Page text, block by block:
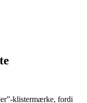
klistermærke, fordi